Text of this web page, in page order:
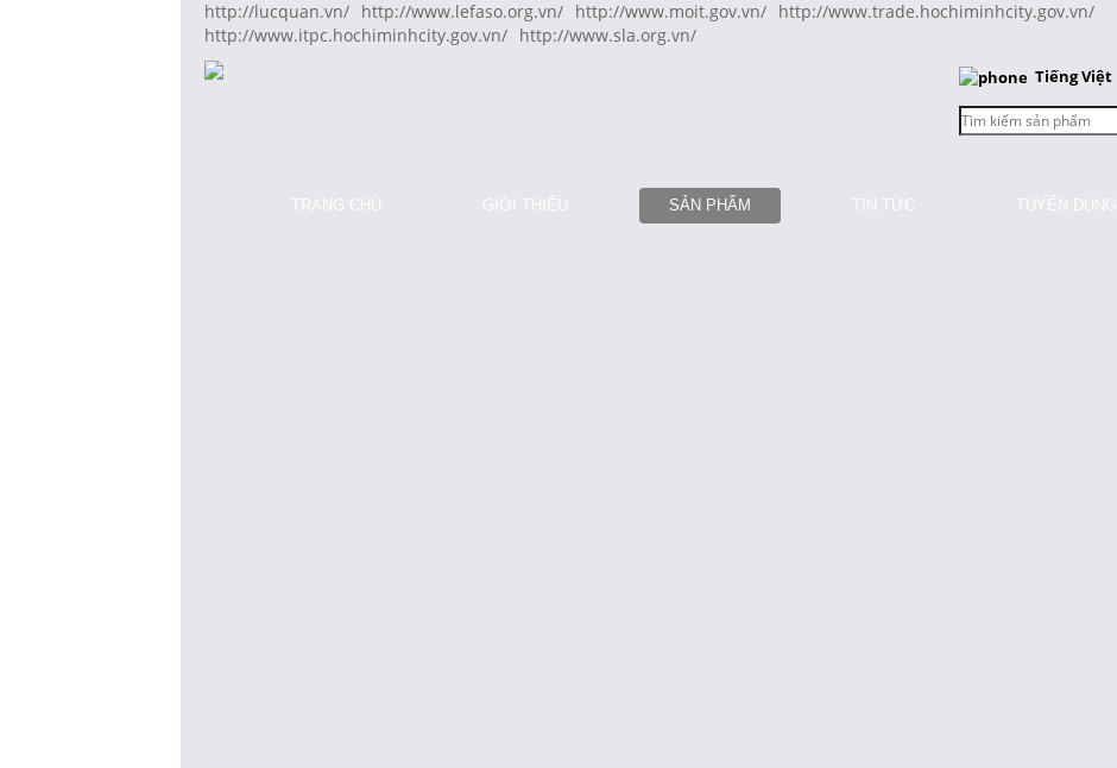
http://lucquan.vn/ http://www.lefaso.org.vn/ http://www.moit.gov.vn/ http://www.trade.hochiminhcity.gov.vn/
http://www.itpc.hochiminhcity.gov.vn/ http://www.sla.org.vn/
Tiếng Việt
TRANG CHỦ GIỚI THIỆU SẢN PHẨM TIN TỨC TUYỂN DỤNG